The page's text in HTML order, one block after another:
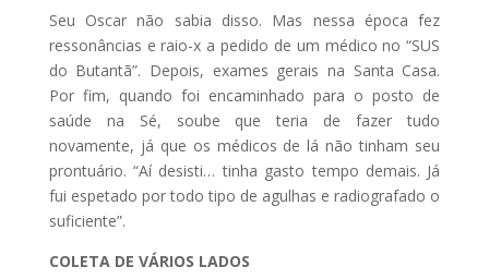
Seu Oscar não sabia disso. Mas nessa época fez
ressonâncias e raio-x a pedido de um médico no “SUS
do Butantã”. Depois, exames gerais na Santa Casa.
Por fim, quando foi encaminhado para o posto de
saúde na Sé, soube que teria de fazer tudo
novamente, já que os médicos de lá não tinham seu
prontuário. “Aí desisti… tinha gasto tempo demais. Já
fui espetado por todo tipo de agulhas e radiografado o
suficiente”.
COLETA DE VÁRIOS LADOS